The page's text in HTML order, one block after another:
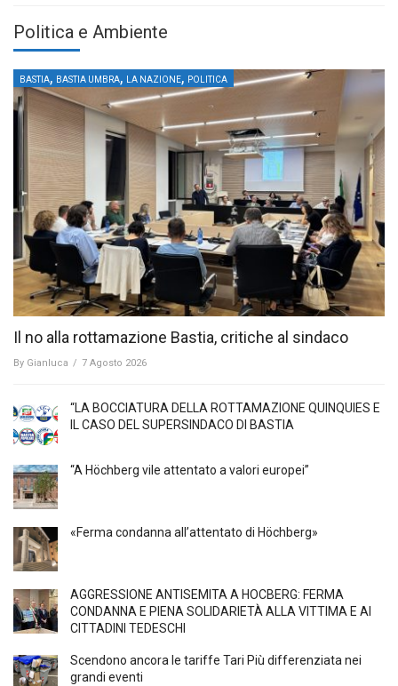
Politica e Ambiente
BASTIA, BASTIA UMBRA, LA NAZIONE, POLITICA
Il no alla rottamazione Bastia, critiche al sindaco
By Gianluca / 7 Agosto 2026
“LA BOCCIATURA DELLA ROTTAMAZIONE QUINQUIES E
IL CASO DEL SUPERSINDACO DI BASTIA
“A Höchberg vile attentato a valori europei”
«Ferma condanna all’attentato di Höchberg»
AGGRESSIONE ANTISEMITA A HÖCBERG: FERMA
CONDANNA E PIENA SOLIDARIETÀ ALLA VITTIMA E AI
CITTADINI TEDESCHI
Scendono ancora le tariffe Tari Più differenziata nei
grandi eventi